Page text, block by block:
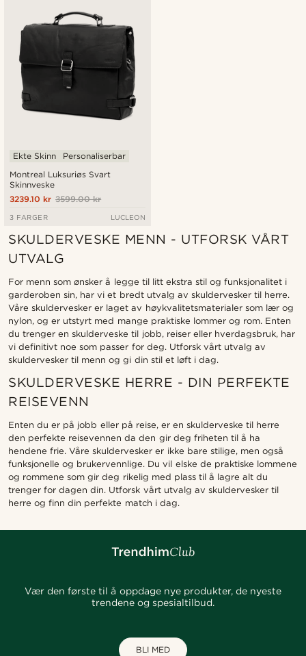
Montreal Luksuriøs Svart
Skinnveske
Ekte Skinn Personaliserbar
3599.00 kr
3239.10 kr
3 FARGER LUCLEON
SKULDERVESKE MENN - UTFORSK VÅRT
UTVALG
For menn som ønsker å legge til litt ekstra stil og funksjonalitet i
garderoben sin, har vi et bredt utvalg av skuldervesker til herre.
Våre skuldervesker er laget av høykvalitetsmaterialer som lær og
nylon, og er utstyrt med mange praktiske lommer og rom. Enten
du trenger en skulderveske til jobb, reiser eller hverdagsbruk, har
vi definitivt noe som passer for deg. Utforsk vårt utvalg av
skuldervesker til menn og gi din stil et løft i dag.
SKULDERVESKE HERRE - DIN PERFEKTE
REISEVENN
Enten du er på jobb eller på reise, er en skulderveske til herre
den perfekte reisevennen da den gir deg friheten til å ha
hendene frie. Våre skuldervesker er ikke bare stilige, men også
funksjonelle og brukervennlige. Du vil elske de praktiske lommene
og rommene som gir deg rikelig med plass til å lagre alt du
trenger for dagen din. Utforsk vårt utvalg av skuldervesker til
herre og finn din perfekte match i dag.
Vær den første til å oppdage nye produkter, de nyeste
trendene og spesialtilbud.
BLI MED